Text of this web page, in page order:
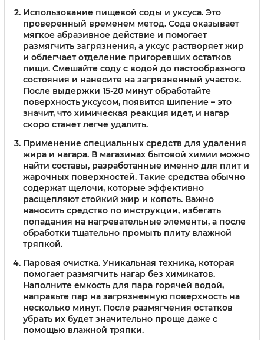
Использование пищевой соды и уксуса. Это
проверенный временем метод. Сода оказывает
мягкое абразивное действие и помогает
размягчить загрязнения, а уксус растворяет жир
и облегчает отделение пригоревших остатков
пищи. Смешайте соду с водой до пастообразного
состояния и нанесите на загрязненный участок.
После выдержки 15-20 минут обработайте
поверхность уксусом, появится шипение – это
значит, что химическая реакция идет, и нагар
скоро станет легче удалить.
Применение специальных средств для удаления
жира и нагара. В магазинах бытовой химии можно
найти составы, разработанные именно для плит и
жарочных поверхностей. Такие средства обычно
содержат щелочи, которые эффективно
расщепляют стойкий жир и копоть. Важно
наносить средство по инструкции, избегать
попадания на нагревательные элементы, а после
обработки тщательно промыть плиту влажной
тряпкой.
Паровая очистка. Уникальная техника, которая
помогает размягчить нагар без химикатов.
Наполните емкость для пара горячей водой,
направьте пар на загрязненную поверхность на
несколько минут. После размягчения остатков
убрать их будет значительно проще даже с
помощью влажной тряпки.